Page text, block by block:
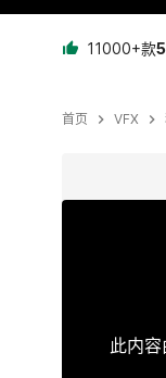
11000+款
首页 VFX
此内